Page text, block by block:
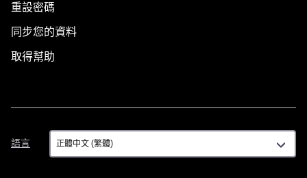
重設密碼
同步您的資料
取得幫助
語言
語
言